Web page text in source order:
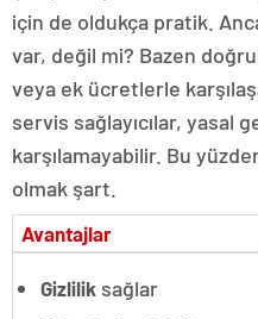
için de oldukça pratik.
var, değil mi? Bazen
veya ek ücretlerle
servis sağlayıcılar, yasal
karşılamayabilir. Bu
olmak şart.
Avantajlar
Gizlilik sağlar